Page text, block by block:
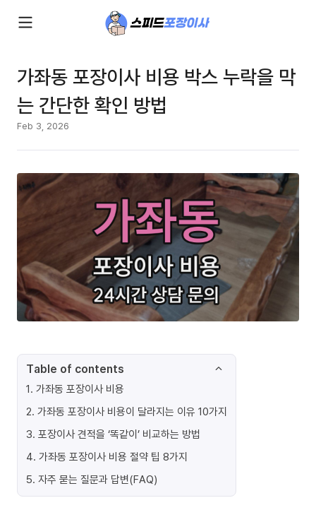
가좌동 포장이사 비용 박스 누락을 막
는 간단한 확인 방법
Feb 3, 2026
Table of contents
1. 가좌동 포장이사 비용
2. 가좌동 포장이사 비용이 달라지는 이유 10가지
3. 포장이사 견적을 ‘똑같이’ 비교하는 방법
4. 가좌동 포장이사 비용 절약 팁 8가지
5. 자주 묻는 질문과 답변(FAQ)